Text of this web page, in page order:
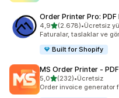
Order Printer Pro: PDF
4,95 yıldız üzerinden
(2.678)
toplam 2678 •Ücretsiz
Faturalar, taslaklar ve
Built for Shopify
MS Order Printer ‑
5,05 yıldız üzerinden
(232)
toplam 232 değerlendirme
•Ücretsiz
Order invoice generator